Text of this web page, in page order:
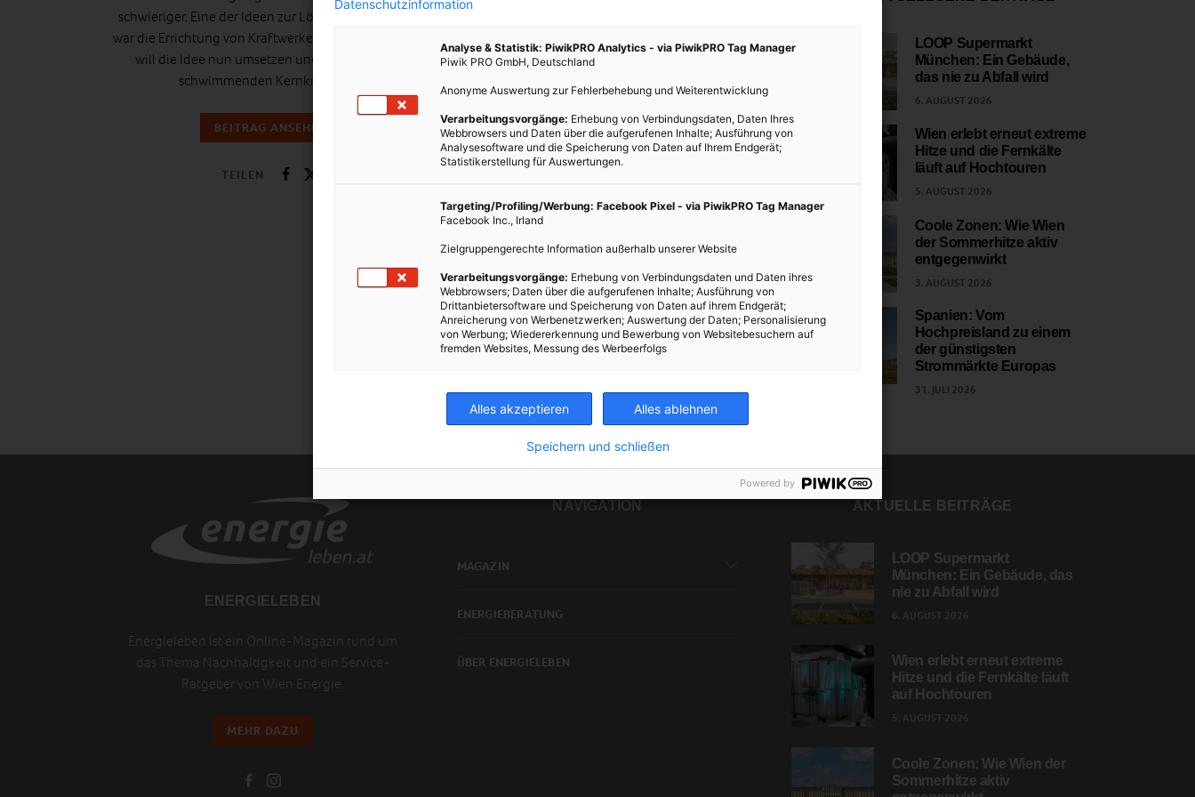
schwieriger. Eine der Ideen zur Lösung des Problems
war die Errichtung von Kraftwerken im Meer. Russland
will die Idee nun umsetzen und baut an einem
schwimmenden Kernkraftwerk.
BEITRAG ANSEHEN
TEILEN
LOOP Supermarkt
München: Ein Gebäude,
das nie zu Abfall wird
6. AUGUST 2026
Wien erlebt erneut extreme
Hitze und die Fernkälte
läuft auf Hochtouren
5. AUGUST 2026
Coole Zonen: Wie Wien
der Sommerhitze aktiv
entgegenwirkt
3. AUGUST 2026
Spanien: Vom
Hochpreisland zu einem
der günstigsten
Strommärkte Europas
31. JULI 2026
ENERGIELEBEN
Energieleben ist ein Online-Magazin rund um
das Thema Nachhaltigkeit und ein Service-
Ratgeber von Wien Energie.
MEHR DAZU
NAVIGATION
MAGAZIN
ENERGIEBERATUNG
ÜBER ENERGIELEBEN
AKTUELLE BEITRÄGE
LOOP Supermarkt
München: Ein Gebäude, das
nie zu Abfall wird
Wien erlebt erneut extreme
Hitze und die Fernkälte läuft
auf Hochtouren
Coole Zonen: Wie Wien der
Sommerhitze aktiv
Datenschutzinformation
Analyse & Statistik: PiwikPRO Analytics - via PiwikPRO Tag Manager
Piwik PRO GmbH, Deutschland
Anonyme Auswertung zur Fehlerbehebung und Weiterentwicklung
Verarbeitungsvorgänge: Erhebung von Verbindungsdaten, Daten Ihres
Webbrowsers und Daten über die aufgerufenen Inhalte; Ausführung von
Analysesoftware und die Speicherung von Daten auf Ihrem Endgerät;
Statistikerstellung für Auswertungen.
Targeting/Profiling/Werbung: Facebook Pixel - via PiwikPRO Tag Manager
Facebook Inc., Irland
Zielgruppengerechte Information außerhalb unserer Website
Verarbeitungsvorgänge: Erhebung von Verbindungsdaten und Daten ihres
Webbrowsers; Daten über die aufgerufenen Inhalte; Ausführung von
Drittanbietersoftware und Speicherung von Daten auf ihrem Endgerät;
Anreicherung von Werbenetzwerken; Auswertung der Daten; Personalisierung
von Werbung; Wiedererkennung und Bewerbung von Websitebesuchern auf
fremden Websites, Messung des Werbeerfolgs
Alles akzeptieren Alles ablehnen
Speichern und schließen
Powered by